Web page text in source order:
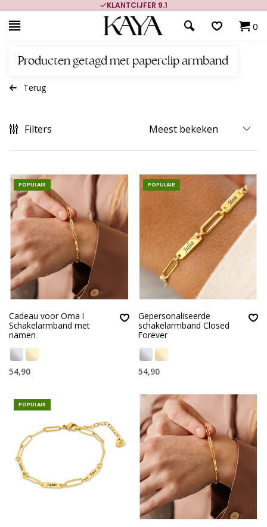
KLANTCIJFER 9.1
0
Producten getagd met paperclip armband
Terug
Filters
POPULAIR
Cadeau voor Oma I
Schakelarmband met
namen
54,90
POPULAIR
Gepersonaliseerde
schakelarmband Closed
Forever
54,90
POPULAIR